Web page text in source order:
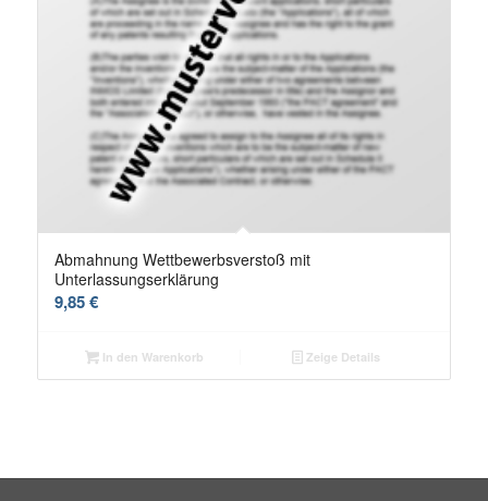
Abmahnung Wettbewerbsverstoß mit
Unterlassungserklärung
9,85€
In den Warenkorb Zeige Details